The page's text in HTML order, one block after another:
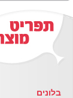
בלונים